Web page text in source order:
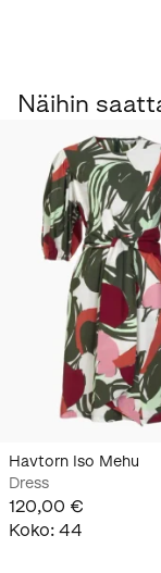
Näihin
Havtorn Iso Mehu
Dress
120,00 €
Koko: 44